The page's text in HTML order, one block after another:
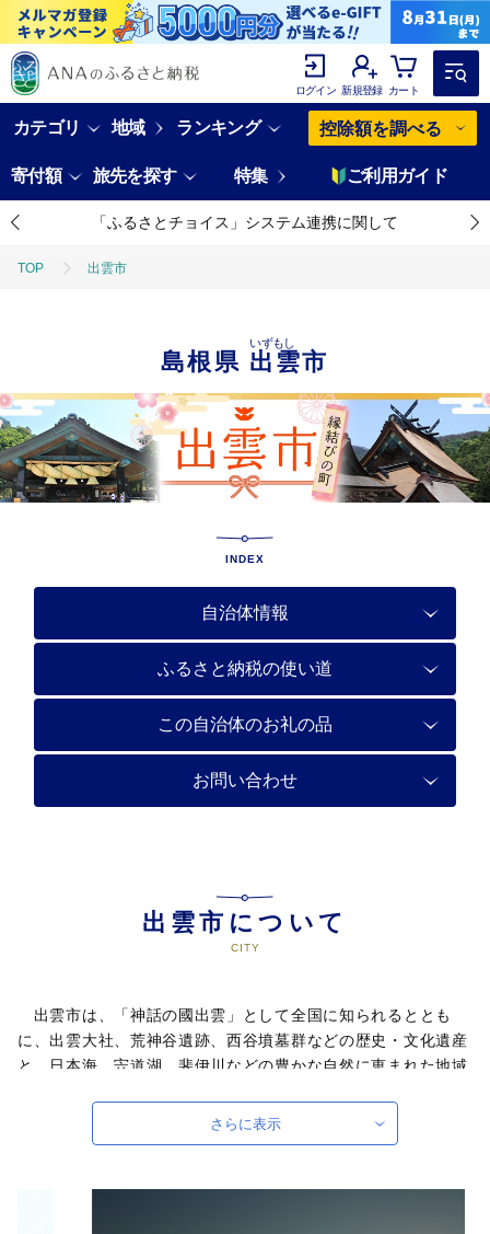
ログイン 新規登録 カート
カテゴリ 地域 ランキング 控除額を調べる
寄付額 旅先を探す 特集 ご利用ガイド
「ふるさとチョイス」システム連携に関して
TOP 出雲市
島根県 出雲市
いずもし
INDEX
自治体情報
ふるさと納税の使い道
この自治体のお礼の品
お問い合わせ
出雲市について
出雲市は、「神話の國出雲」として全国に知られるととも
に、出雲大社、荒神谷遺跡、西谷墳墓群などの歴史・文化遺産
と、日本海、宍道湖、斐伊川などの豊かな自然に恵まれた地域
をモットーに、全国に誇れる都市づくり、愛着と誇りが持てる
故郷づくりを展開しています。
に心を寄せていただく全国のみなさまから、広く寄附を募って
さらに表示